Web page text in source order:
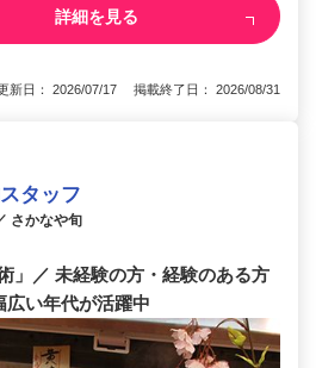
詳細を見る
新日： 2026/07/17 掲載終了日： 2026/08/31
タッフ
さかなや旬
」／ 未経験の方・経験のある方
広い年代が活躍中